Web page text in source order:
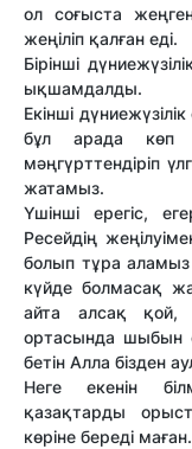
ол соғыста
жеңіліп қалған еді.
Бірінші
ықшамдалды.
Екінші
бұл арада көп
мәңгүрттендіріп
жатамыз.
Үшінші ерегіс,
Ресейдің
болып тұра
күйде болмасақ
айта алсақ қой,
ортасында шыбын
бетін Алла бізден
Неге екенін
қазақтарды
көріне береді маған.